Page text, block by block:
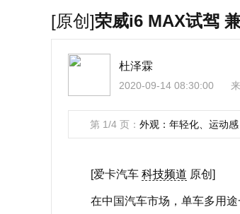
[原创]荣威i6 MAX试驾
杜泽霖
2020-09-14 08:30:00
第 1/4 页： 外观：年轻化、运动感
[爱卡汽车 科技频道 原创]
在中国汽车市场，单车多用途